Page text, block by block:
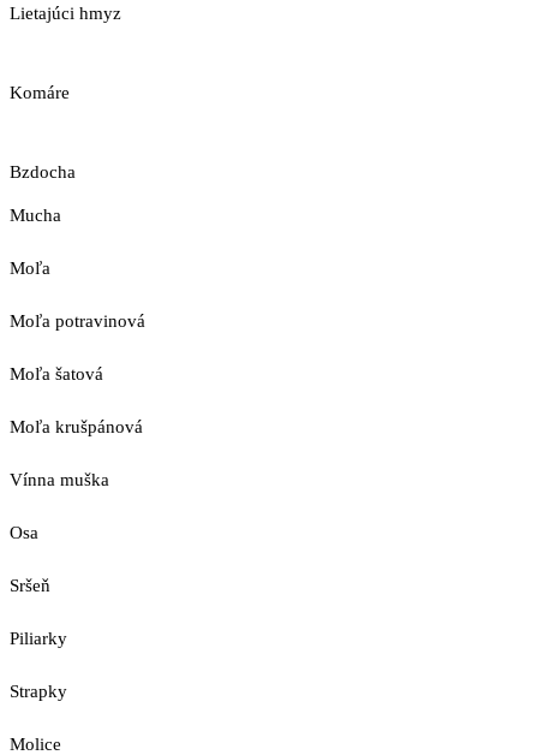
Lietajúci hmyz
Komáre
Bzdocha
Mucha
Moľa
Moľa potravinová
Moľa šatová
Moľa krušpánová
Vínna muška
Osa
Sršeň
Piliarky
Strapky
Molice